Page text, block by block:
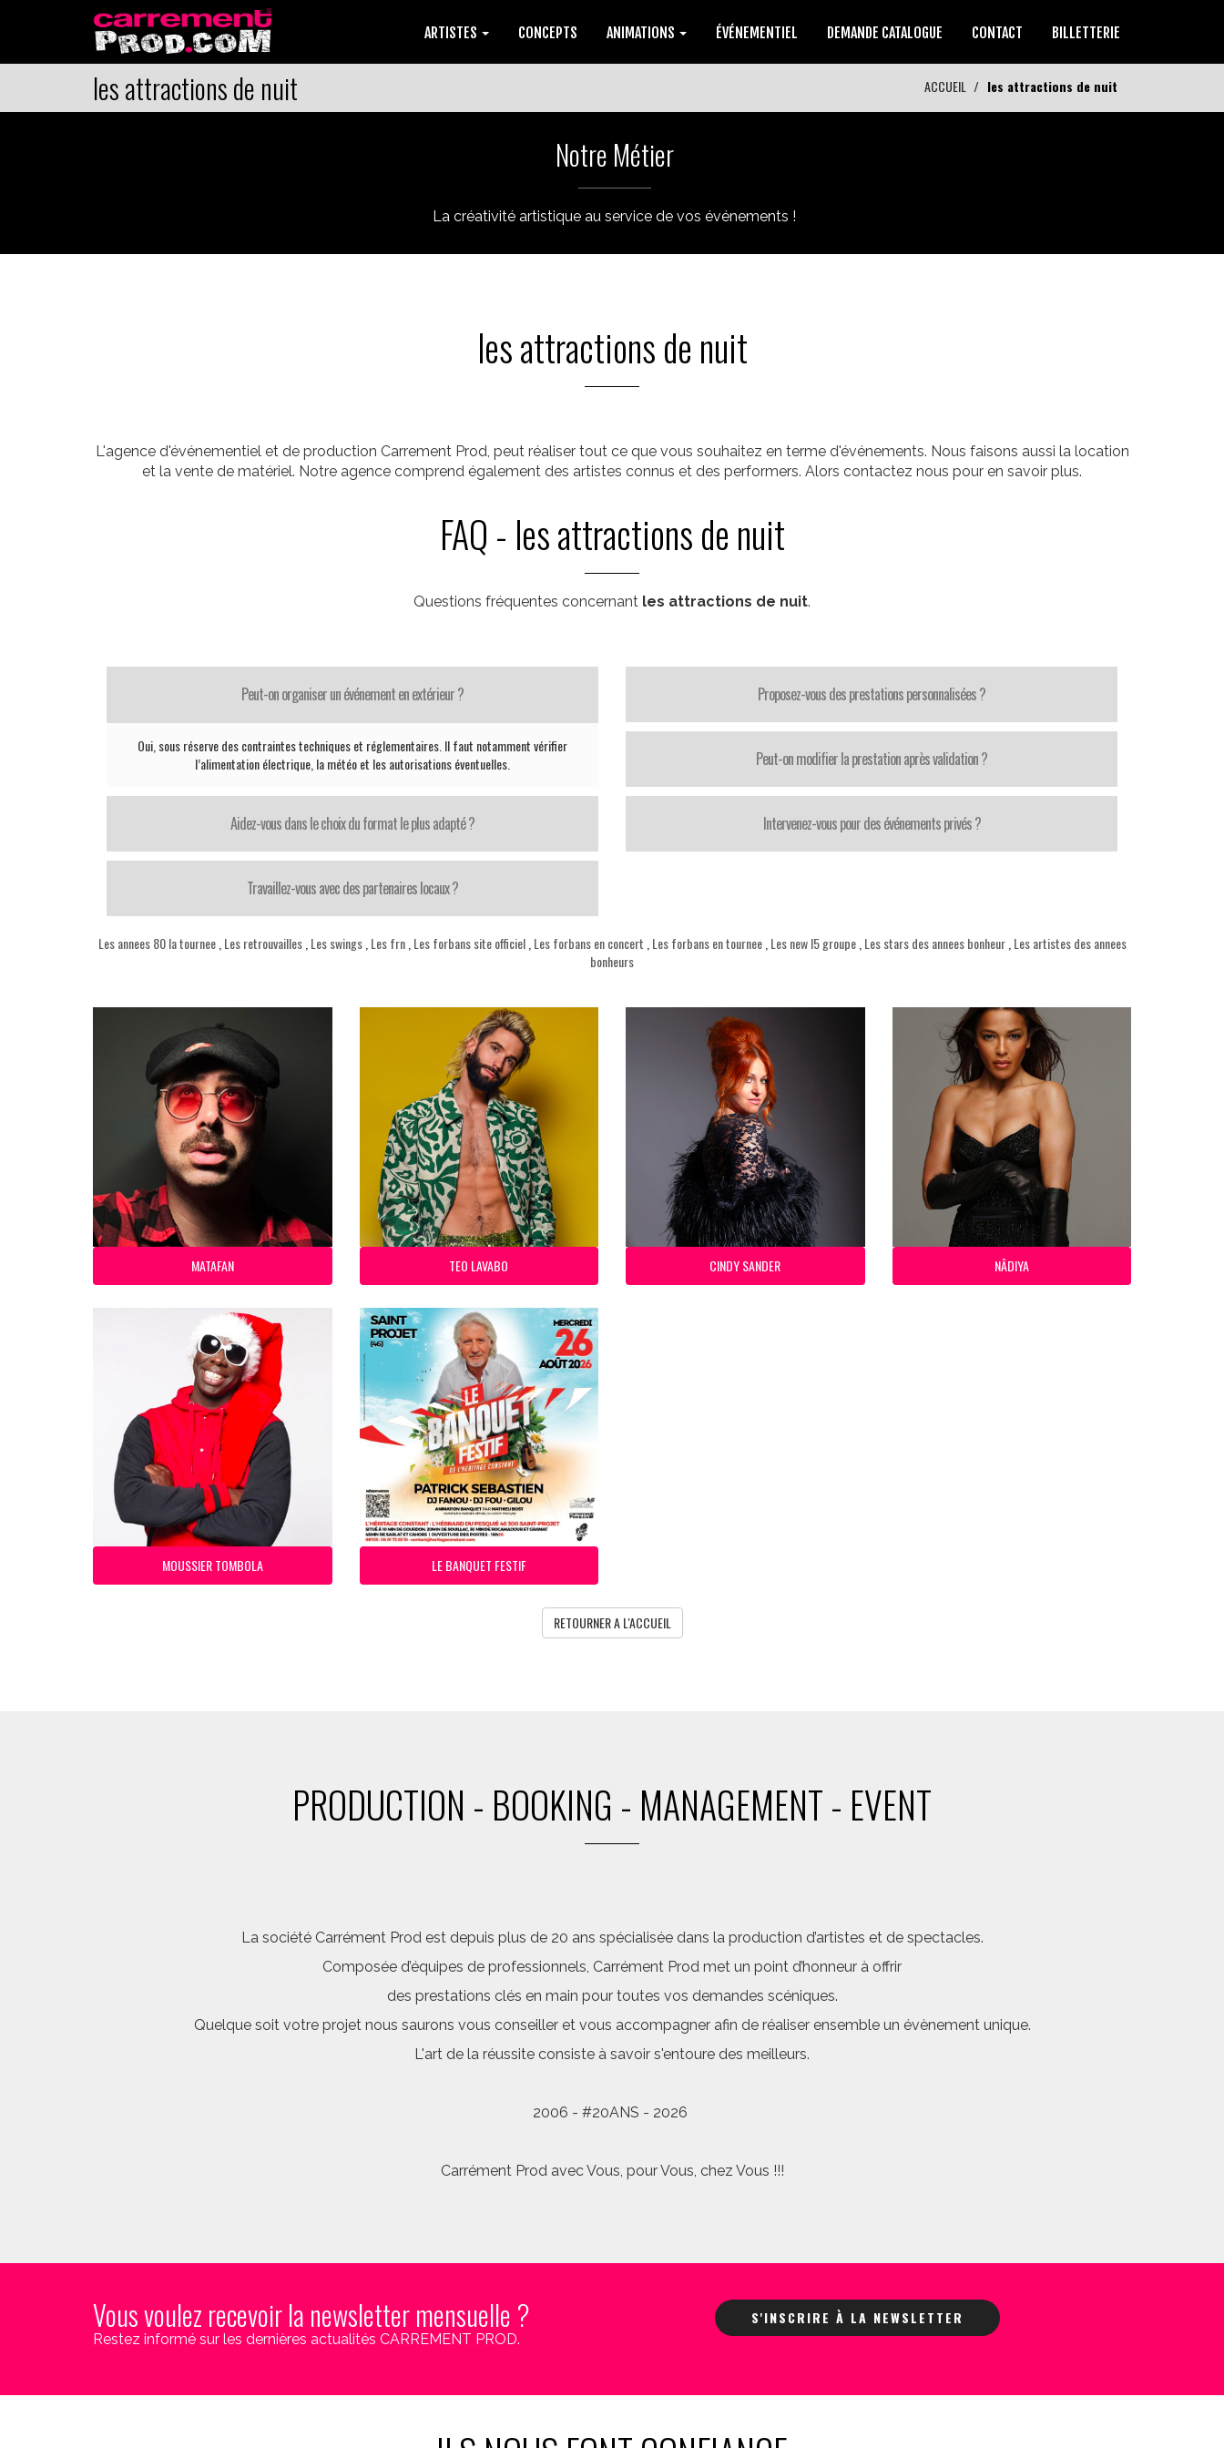
ARTISTES CONCEPTS ANIMATIONS ÉVÉNEMENTIEL DEMANDE CATALOGUE CONTACT BILLETTERIE
les attractions de nuit ACCUEIL les attractions de nuit
Notre Métier
La créativité artistique au service de vos événements !
les attractions de nuit
L'agence d'événementiel et de production Carrement Prod, peut réaliser tout ce que vous souhaitez en terme d'événements. Nous faisons aussi la location
et la vente de matériel. Notre agence comprend également des artistes connus et des performers. Alors contactez nous pour en savoir plus.
FAQ - les attractions de nuit
Questions fréquentes concernant les attractions de nuit.
Peut-on organiser un événement en extérieur ?
Oui, sous réserve des contraintes techniques et réglementaires. Il faut notamment vérifier
l’alimentation électrique, la météo et les autorisations éventuelles.
Aidez-vous dans le choix du format le plus adapté ?
Travaillez-vous avec des partenaires locaux ?
Proposez-vous des prestations personnalisées ?
Peut-on modifier la prestation après validation ?
Intervenez-vous pour des événements privés ?
Les annees 80 la tournee, Les retrouvailles, Les swings, Les frn, Les forbans site officiel, Les forbans en concert Les forbans en tournee, Les new l5 groupe, Les stars des annees bonheur, Les artistes des annees
bonheurs
MATAFAN TEO LAVABO CINDY SANDER NÂDIYA
MOUSSIER TOMBOLA LE BANQUET FESTIF
RETOURNER A L'ACCUEIL
PRODUCTION - BOOKING - MANAGEMENT - EVENT
La société Carrément Prod est depuis plus de 20 ans spécialisée dans la production d’artistes et de spectacles.
Composée d’équipes de professionnels, Carrément Prod met un point d’honneur à offrir
des prestations clés en main pour toutes vos demandes scéniques.
Quelque soit votre projet nous saurons vous conseiller et vous accompagner afin de réaliser ensemble un évènement unique.
L'art de la réussite consiste à savoir s'entoure des meilleurs.
2006 - #20ANS - 2026
Carrément Prod avec Vous, pour Vous, chez Vous !!!
Vous voulez recevoir la newsletter mensuelle ?
Restez informé sur les dernières actualités CARREMENT PROD.
S'INSCRIRE À LA NEWSLETTER